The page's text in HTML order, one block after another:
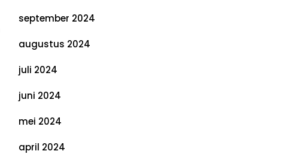
september 2024
augustus 2024
juli 2024
juni 2024
mei 2024
april 2024